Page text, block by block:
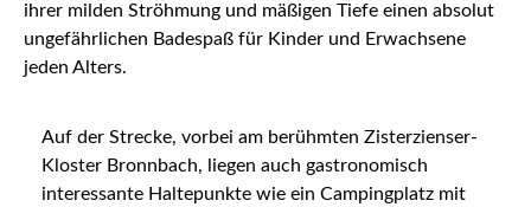
ihrer milden Ströhmung und mäßigen Tiefe einen absolut
ungefährlichen Badespaß für Kinder und Erwachsene
jeden Alters.
Auf der Strecke, vorbei am berühmten Zisterzienser-
Kloster Bronnbach, liegen auch gastronomisch
interessante Haltepunkte wie ein Campingplatz mit